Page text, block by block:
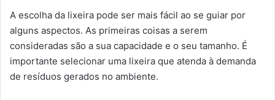
A escolha da lixeira pode ser mais fácil ao se guiar por
alguns aspectos. As primeiras coisas a serem
consideradas são a sua capacidade e o seu tamanho. É
importante selecionar uma lixeira que atenda à demanda
de resíduos gerados no ambiente.